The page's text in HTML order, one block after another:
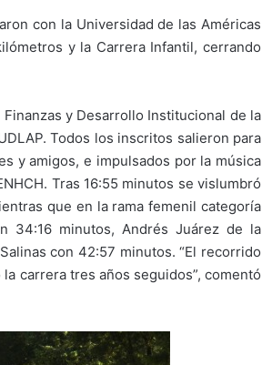
con la Universidad de las Américas
y la Carrera Infantil, cerrando
y Desarrollo Institucional de la
Todos los inscritos salieron para
y amigos, e impulsados por la música
Tras 16:55 minutos se vislumbró
que en la rama femenil categoría
34:16 minutos, Andrés Juárez de la
con 42:57 minutos. “El recorrido
carrera tres años seguidos”, comentó